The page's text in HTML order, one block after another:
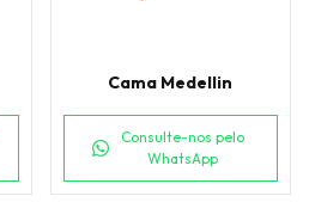
Cama Medellin
Consulte-nos pelo
WhatsApp